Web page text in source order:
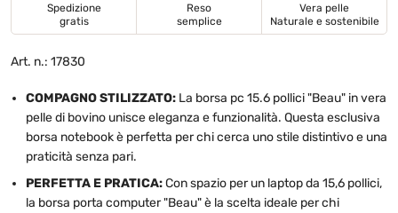
Spedizione
gratis
Reso
semplice
Vera pelle
Naturale e sostenibile
Art. n.: 17830
COMPAGNO STILIZZATO: La borsa pc 15.6 pollici "Beau" in vera
pelle di bovino unisce eleganza e funzionalità. Questa esclusiva
borsa notebook è perfetta per chi cerca uno stile distintivo e una
praticità senza pari.
PERFETTA E PRATICA:Con spazio per un laptop da 15,6 pollici,
la borsa porta computer "Beau" è la scelta ideale per chi